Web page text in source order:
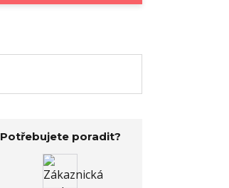
Potřebujete poradit?